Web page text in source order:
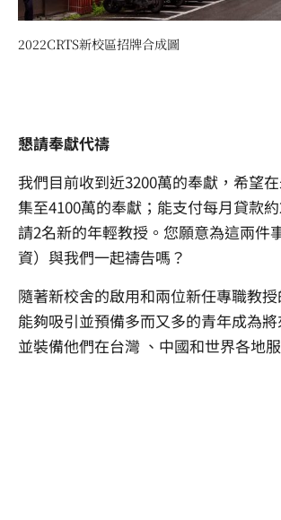
2022CRTS新校區招牌合成圖
懇請奉獻代禱
我們目前收到近3200萬的奉獻，希望
集至4100萬的奉獻；能支付每月貸款
請2名新的年輕教授。您願意為這兩件
資）與我們一起禱告嗎？
隨著新校舍的啟用和兩位新任專職教
能夠吸引並預備多而又多的青年成為
並裝備他們在台灣 、中國和世界各地